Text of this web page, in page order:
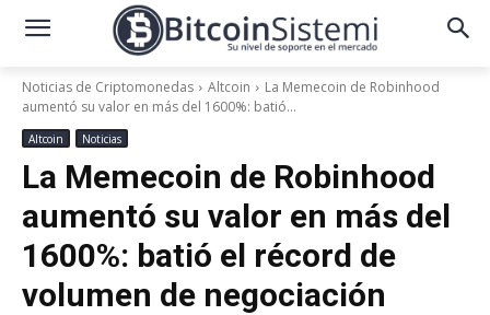
Noticias de Criptomonedas Altcoin
La Memecoin de Robinhood
aumentó su valor en más del 1600%: batió...
Altcoin Noticias
La Memecoin de Robinhood
aumentó su valor en más del
1600%: batió el récord de
volumen de negociación